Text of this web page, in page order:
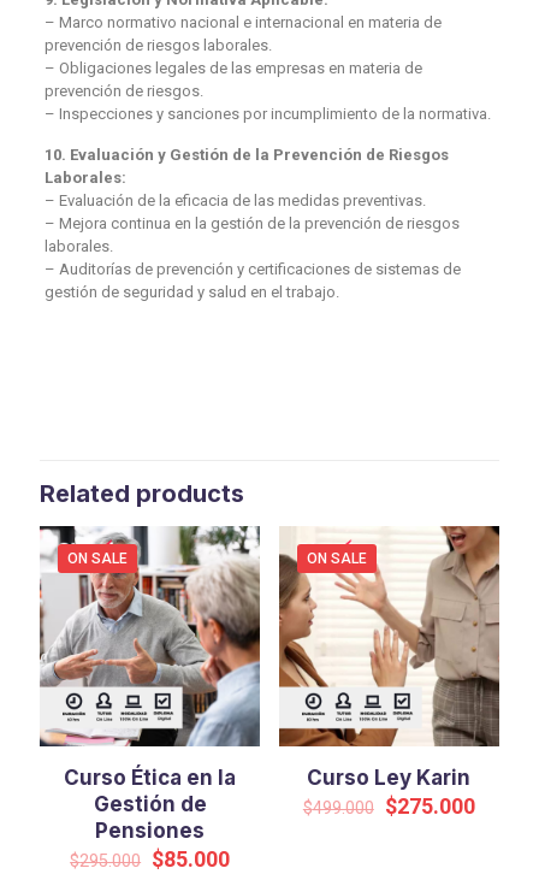
– Marco normativo nacional e internacional en materia de
prevención de riesgos laborales.
– Obligaciones legales de las empresas en materia de
prevención de riesgos.
– Inspecciones y sanciones por incumplimiento de la normativa.
10. Evaluación y Gestión de la Prevención de Riesgos
Laborales:
– Evaluación de la eficacia de las medidas preventivas.
– Mejora continua en la gestión de la prevención de riesgos
laborales.
– Auditorías de prevención y certificaciones de sistemas de
gestión de seguridad y salud en el trabajo.
Related products
ON SALE
Curso Ética en la
Gestión de
Pensiones
$295.000 Original
$85.000Current
ON SALE
Curso Ley Karin
$499.000 Original
$275.000